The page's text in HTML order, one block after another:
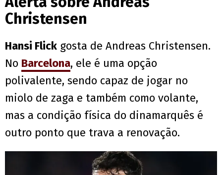
Christensen
Hansi Flick gosta de Andreas Christensen.
No Barcelona, ele é uma opção
polivalente, sendo capaz de jogar no
miolo de zaga e também como volante,
mas a condição física do dinamarquês é
outro ponto que trava a renovação.